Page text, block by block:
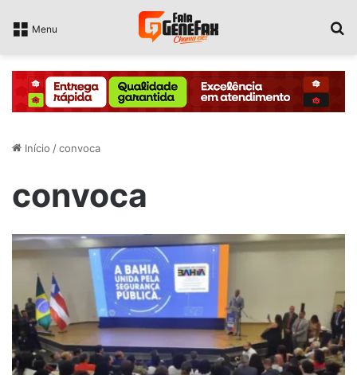
Menu
Início /convoca
convoca